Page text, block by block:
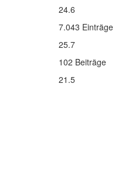
24.6
7.043 Einträge
25.7
102 Beiträge
21.5